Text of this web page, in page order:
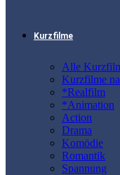
Kurzfilme
Alle
Kurzfilme
*Realfilm
*Animation
Action
Drama
Komödie
Romantik
Spannung